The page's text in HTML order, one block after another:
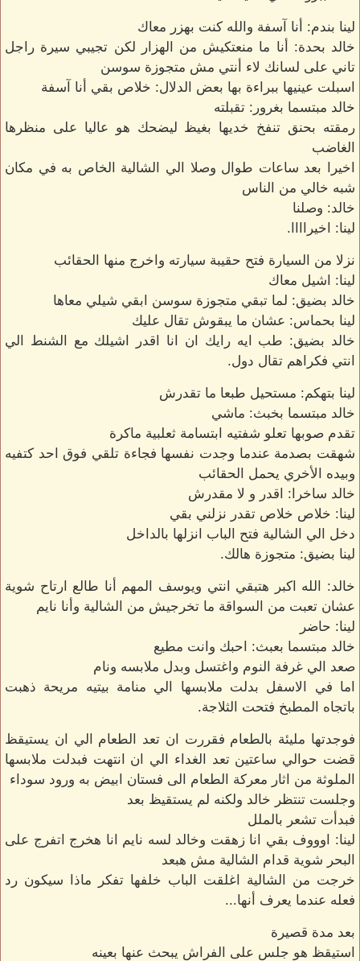
لينا بندم: أنا آسفة والله كنت بهزر معاك
خالد بحدة: أنا ما منعتكيش من الهزار لكن تجيبي سيرة راجل
تاني على لسانك لاء أنتي مش متجوزة سوسن
اسبلت عينيها ببراءة بها بعض الدلال: خلاص بقي أنا آسفة
خالد مبتسما بغرور: تقبلته
رمقته بحنق تنفخ خديها بغيظ ليضحك هو عاليا على منظرها
الغاضب
اخيرا بعد ساعات طوال وصلا الي الشالية الخاص به في مكان
شبه خالي من الناس
خالد: وصلنا
لينا: اخيراااا.
نزلا من السيارة فتح حقيبة سيارته واخرج منها الحقائب
لينا: اشيل معاك
خالد بضيق: لما تبقي متجوزة سوسن ابقي شيلي معاها
لينا بحماس: عشان ما يبقوش تقال عليك
خالد بضيق: طب ايه رايك ان انا اقدر اشيلك مع الشنط الي
انتي فكراهم تقال دول.
لينا بتهكم: مستحيل طبعا ما تقدرش
خالد مبتسما بخبث: ماشي
تقدم صوبها تعلو شفتيه ابتسامة ثعلبية ماكرة
شهقت بصدمة عندما وجدت نفسها فجاءة تلقي فوق احد كتفيه
وبيده الأخري يحمل الحقائب
خالد ساخرا: اقدر و لا مقدرش
لينا: خلاص خلاص تقدر نزلني بقي
دخل الي الشالية فتح الباب انزلها بالداخل
لينا بضيق: متجوزة هالك.
خالد: الله اكبر هتبقي انتي ويوسف المهم أنا طالع ارتاح شوية
عشان تعبت من السواقة ما تخرجيش من الشالية وأنا نايم
لينا: حاضر
خالد مبتسما بعبث: احبك وانت مطيع
صعد الي غرفة النوم واغتسل وبدل ملابسه ونام
اما في الاسفل بدلت ملابسها الي منامة بيتيه مريحة ذهبت
باتجاه المطبخ فتحت الثلاجة.
فوجدتها مليئة بالطعام فقررت ان تعد الطعام الي ان يستيقظ
قضت حوالي ساعتين تعد الغداء الي ان انتهت فبدلت ملابسها
الملوثة من اثار معركة الطعام الى فستان ابيض به ورود سوداء
وجلست تنتظر خالد ولكنه لم يستقيظ بعد
فبدأت تشعر بالملل
لينا: اوووف بقي انا زهقت وخالد لسه نايم انا هخرج اتفرج على
البحر شوية قدام الشالية مش هبعد
خرجت من الشالية اغلقت الباب خلفها تفكر ماذا سيكون رد
فعله عندما يعرف أنها...
بعد مدة قصيرة
استيقظ هو جلس على الفراش يبحث عنها بعينه